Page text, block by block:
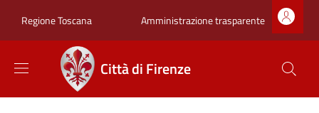
Regione Toscana Zona superiore
Amministrazione trasparente
Città di Firenze